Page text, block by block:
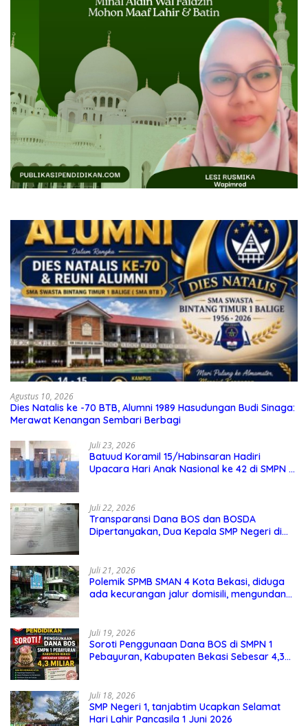
Agustus 10, 2026
Dies Natalis ke -70 BTB, Alumni 1989 Hasudungan Budi Sinaga:
Merawat Kenangan Sembari Berbagi
Juli 23, 2026
Batuud Koramil 15/Habinsaran Hadiri
Upacara Hari Anak Nasional ke 42 di SMPN 1
Juli 22, 2026
Transparansi Dana BOS dan BOSDA
Dipertanyakan, Dua Kepala SMP Negeri di
Juli 21, 2026
Polemik SPMB SMAN 4 Kota Bekasi, diduga
ada kecurangan jalur domisili, mengundang
Juli 19, 2026
Soroti Penggunaan Dana BOS di SMPN 1
Pebayuran, Kabupaten Bekasi Sebesar 4,3
Juli 18, 2026
SMP Negeri 1, tanjabtim Ucapkan Selamat
Hari Lahir Pancasila 1 Juni 2026